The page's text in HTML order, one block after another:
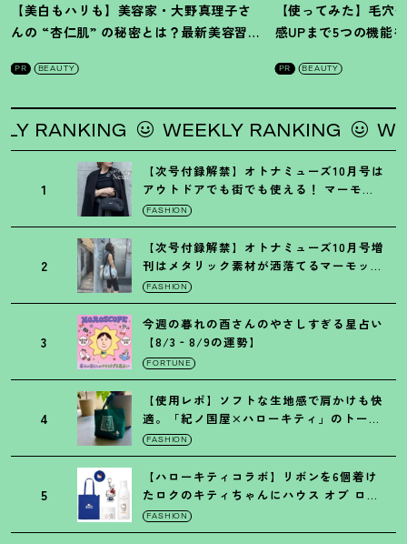
【美白もハリも】美容家・大野真理子さ
んの “杏仁肌” の秘密とは ？ 最新美容習慣
PR BEAUTY
【使ってみた】毛穴
感UPまで5つの機能
PR BEAUTY
WEEKLY RANKING
1
【次号付録解禁】オトナミューズ10月号は
アウトドアでも街でも使える ！ マーモッ
トの黒ショルダー
FASHION
2
【次号付録解禁】オトナミューズ10月号増
刊はメタリック素材が洒落てるマーモット
の保冷バッグ
FASHION
3
今週の暮れの酉さんのやさしすぎる星占い
【8/3‐8/9の運勢】
FORTUNE
4
【使用レポ】ソフトな生地感で肩かけも快
適。「紀ノ国屋×ハローキティ」のトート
がガシガシ使えて最高です
FASHION
5
【ハローキティコラボ】リボンを6個着け
たロクのキティちゃんにハウス オブ ロー
ゼの限定パケも
FASHION